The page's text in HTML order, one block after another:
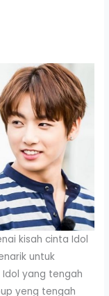
kisah cinta Idol
untuk
Idol yang tengah
yeng tengah